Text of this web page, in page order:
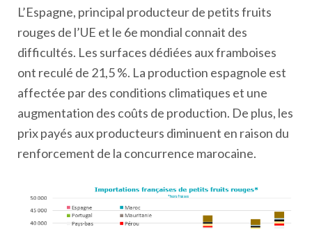
L’Espagne, principal producteur de petits fruits
rouges de l’UE et le 6e mondial connait des
difficultés. Les surfaces dédiées aux framboises
ont reculé de 21,5 %. La production espagnole est
affectée par des conditions climatiques et une
augmentation des coûts de production. De plus, les
prix payés aux producteurs diminuent en raison du
renforcement de la concurrence marocaine.